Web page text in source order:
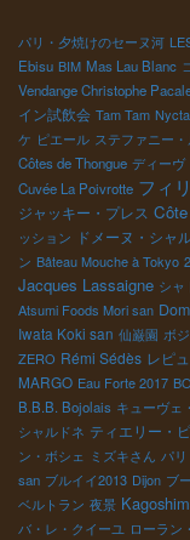
パリ・夕焼けのセーヌ河
Ebisu BIM Mas Lau Blanc
Vendange Christophe
イン試飲会 Tam Tam
ケ ピエール ステファニー
Côtes de Thongue ディーヴ
Cuvée La Poivrotte フィ
ジャッキー・プレス
ッション ドメーヌ・シャ
ン Bâteau Mouche à Tokyo
Jacques Lassaigne シャ
Atsumi Foods Mori san
Iwata Koki san 仙巌園 ボ
ZERO Rémi Sédès レピ
MARGO Eau Forte 2017
B.B.B. Bojolais キューヴェ
シャルドネ ティエリー・
ン・ボシェ ミズキさん パ
san ブルイイ2013 Dijon ブ
ベルトラン 夜景
バ・レ・クイーユ ローラン